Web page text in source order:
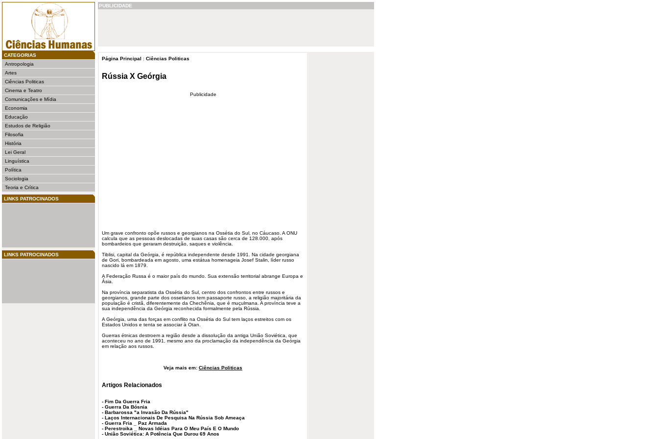
CATEGORIAS
Antropologia
Artes
Ciências Politicas
Cinema e Teatro
Comunicações e Mídia
Economia
Educação
Estudos de Religião
Filosofia
História
Lei Geral
Linguística
Política
Sociologia
Teoria e Crítica
LINKS PATROCINADOS
LINKS PATROCINADOS
PUBLICIDADE
Página Principal : Ciências Politicas
Rússia X Geórgia
Publicidade
Um grave confronto opõe russos e georgianos na Ossétia do Sul, no Cáucaso. A ONU
calcula que as pessoas deslocadas de suas casas são cerca de 128.000, após
bombardeios que geraram destruição, saques e violência.
Tiblisi, capital da Geórgia, é república independente desde 1991. Na cidade georgiana
de Gori, bombardeada em agosto, uma estátua homenageia Josef Stalin, líder russo
nascido lá em 1879.
A Federação Russa é o maior país do mundo. Sua extensão territorial abrange Europa e
Ásia.
Na província separatista da Ossétia do Sul, centro dos confrontos entre russos e
georgianos, grande parte dos ossetianos tem passaporte russo, a religião majoritária da
população é cristã, diferentemente da Chechênia, que é muçulmana. A província teve a
sua independência da Geórgia reconhecida formalmente pela Rússia.
A Geórgia, uma das forças em conflito na Ossétia do Sul tem laços estreitos com os
Estados Unidos e tenta se associar à Otan.
Guerras étnicas destroem a região desde a dissolução da antiga União Soviética, que
aconteceu no ano de 1991, mesmo ano da proclamação da independência da Geórgia
em relação aos russos.
Veja mais em: Ciências Politicas
Artigos Relacionados
- Fim Da Guerra Fria
- Guerra Da Bósnia
- Barbarossa "a Invasão Da Rússia"
- Laços Internacionais De Pesquisa Na Rússia Sob Ameaça
- Guerra Fria _ Paz Armada
- Perestroika _ Novas Idéias Para O Meu País E O Mundo
- União Soviética: A Potência Que Durou 69 Anos